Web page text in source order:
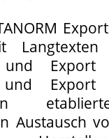
und
und
Austausch